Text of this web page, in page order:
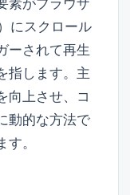
素がブラウザ
にスクロール
ーされて再生
指します。主
向上させ、コ
動的な方法で
。